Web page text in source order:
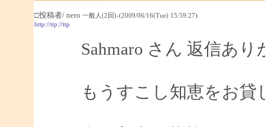
□投稿者/ nero 一般人(2回)-(2009/06/16(Tue) 15:59:27)
http://ttp://ttp
Sahmaro さん 返信あ
もうすこし知恵をお貸